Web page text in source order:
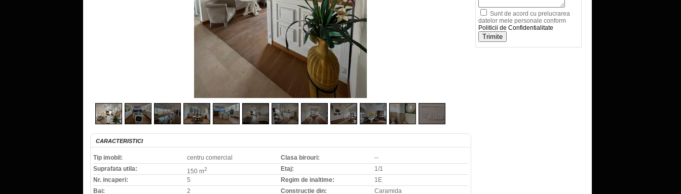
CARACTERISTICI
Tip imobil:
centru comercial
Suprafata utila:
150 m2
Nr. incaperi:
5
Bai:
2
Clasa birouri:
--
Etaj:
1/1
Regim de inaltime:
1E
Constructie din:
Caramida
Sunt de acord cu prelucrarea
datelor mele personale conform
Politicii de Confidentialitate